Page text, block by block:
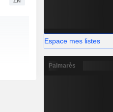
Espace mes listes
Palmarès